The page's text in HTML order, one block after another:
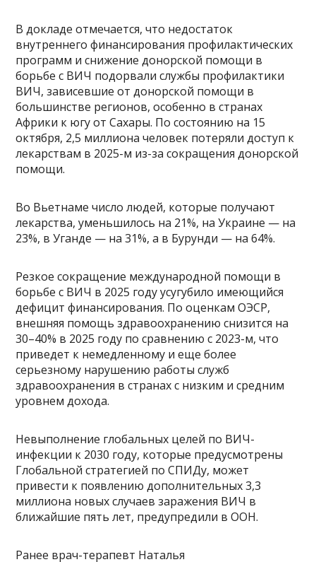
В докладе отмечается, что недостаток
внутреннего финансирования профилактических
программ и снижение донорской помощи в
борьбе с ВИЧ подорвали службы профилактики
ВИЧ, зависевшие от донорской помощи в
большинстве регионов, особенно в странах
Африки к югу от Сахары. По состоянию на 15
октября, 2,5 миллиона человек потеряли доступ к
лекарствам в 2025-м из-за сокращения донорской
помощи.
Во Вьетнаме число людей, которые получают
лекарства, уменьшилось на 21%, на Украине — на
23%, в Уганде — на 31%, а в Бурунди — на 64%.
Резкое сокращение международной помощи в
борьбе с ВИЧ в 2025 году усугубило имеющийся
дефицит финансирования. По оценкам ОЭСР,
внешняя помощь здравоохранению снизится на
30–40% в 2025 году по сравнению с 2023-м, что
приведет к немедленному и еще более
серьезному нарушению работы служб
здравоохранения в странах с низким и средним
уровнем дохода.
Невыполнение глобальных целей по ВИЧ-
инфекции к 2030 году, которые предусмотрены
Глобальной стратегией по СПИДу, может
привести к появлению дополнительных 3,3
миллиона новых случаев заражения ВИЧ в
ближайшие пять лет, предупредили в ООН.
Ранее врач-терапевт Наталья